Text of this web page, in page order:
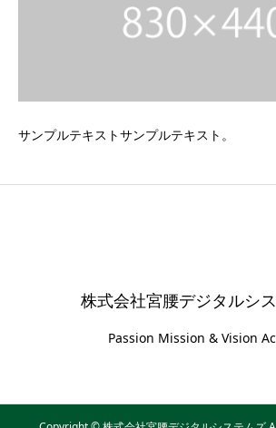
サンプルテキストサンプルテキスト。
株式会社宮腰デジタルシ
Passion Mission & Vision